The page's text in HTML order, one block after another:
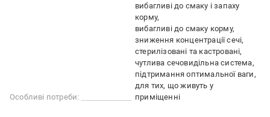
Особливі потреби:
вибагливі до смаку і запаху
корму
вибагливі до смаку корму
зниження концентрації сечі
стерилізовані та кастровані
чутлива сечовидільна система
підтримання оптимальної ваги
для тих, що живуть у
приміщенні